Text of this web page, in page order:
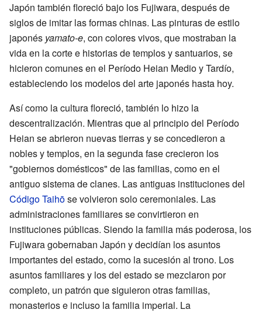
Japón también floreció bajo los Fujiwara, después de
siglos de imitar las formas chinas. Las pinturas de estilo
japonés yamato-e, con colores vivos, que mostraban la
vida en la corte e historias de templos y santuarios, se
hicieron comunes en el Período Heian Medio y Tardío,
estableciendo los modelos del arte japonés hasta hoy.
Así como la cultura floreció, también lo hizo la
descentralización. Mientras que al principio del Período
Heian se abrieron nuevas tierras y se concedieron a
nobles y templos, en la segunda fase crecieron los
"gobiernos domésticos" de las familias, como en el
antiguo sistema de clanes. Las antiguas instituciones del
Código Taihōse volvieron solo ceremoniales. Las
administraciones familiares se convirtieron en
instituciones públicas. Siendo la familia más poderosa, los
Fujiwara gobernaban Japón y decidían los asuntos
importantes del estado, como la sucesión al trono. Los
asuntos familiares y los del estado se mezclaron por
completo, un patrón que siguieron otras familias,
monasterios e incluso la familia imperial. La